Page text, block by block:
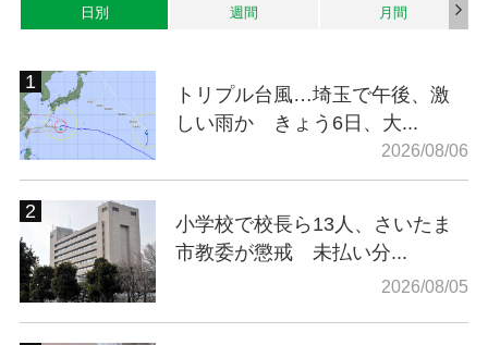
日別 週間 月間
トリプル台風…埼玉で午後、激
しい雨か きょう6日、大...
2026/08/06
小学校で校長ら13人、さいたま
市教委が懲戒 未払い分...
2026/08/05